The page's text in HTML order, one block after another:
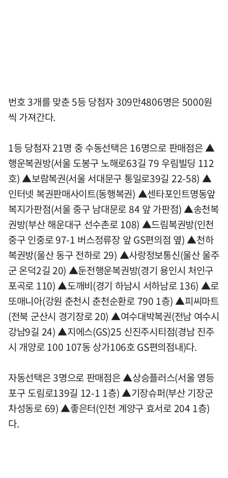
번호 3개를 맞춘 5등 당첨자 309만4806명은 5000원
씩 가져간다.
1등 당첨자 21명 중 수동선택은 16명으로 판매점은 ▲
행운복권방(서울 도봉구 노해로63길 79 우림빌딩 112
호) ▲보람복권(서울 서대문구 통일로39길 22-58) ▲
인터넷 복권판매사이트(동행복권) ▲센타포인트명동앞
복지가판점(서울 중구 남대문로 84 앞 가판점) ▲송천복
권방(부산 해운대구 선수촌로 108) ▲드림복권방(인천
중구 인중로 97-1 버스정류장 앞 GS편의점 옆) ▲천하
복권방(울산 동구 전하로 29) ▲사랑정보통신(울산 울주
군 온덕2길 20) ▲둔전행운복권방(경기 용인시 처인구
포곡로 110) ▲도깨비(경기 하남시 서하남로 136) ▲로
또매니아(강원 춘천시 춘천순환로 790 1층) ▲피씨마트
(전북 군산시 경기장로 20) ▲여수대박복권(전남 여수시
강남9길 24) ▲지에스(GS)25 신진주시티점(경남 진주
시 개양로 100 107동 상가106호 GS편의점내)다.
자동선택은 3명으로 판매점은 ▲상승플러스(서울 영등
포구 도림로139길 12-1 1층) ▲기장슈퍼(부산 기장군
차성동로 69) ▲좋은터(인천 계양구 효서로 204 1층)
다.